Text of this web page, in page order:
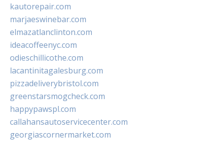
kautorepair.com
marjaeswinebar.com
elmazatlanclinton.com
ideacoffeenyc.com
odieschillicothe.com
lacantinitagalesburg.com
pizzadeliverybristol.com
greenstarsmogcheck.com
happypawspl.com
callahansautoservicecenter.com
georgiascornermarket.com